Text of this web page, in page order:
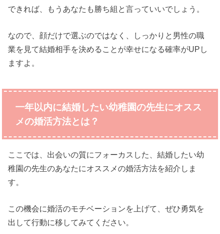
できれば、もうあなたも勝ち組と言っていいでしょう。
なので、顔だけで選ぶのではなく、しっかりと男性の職
業を見て結婚相手を決めることが幸せになる確率がUPし
ますよ。
一年以内に結婚したい幼稚園の先生にオスス
メの婚活方法とは？
ここでは、出会いの質にフォーカスした、結婚したい幼
稚園の先生のあなたにオススメの婚活方法を紹介しま
す。
この機会に婚活のモチベーションを上げて、ぜひ勇気を
出して行動に移してみてください。